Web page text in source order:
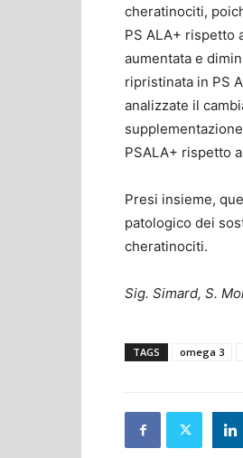
cheratinociti,
PS ALA+ rispetto
aumentata e
ripristinata in PS
analizzate il
PSALA+ rispetto
Presi insieme,
patologico dei
cheratinociti.
Sig. Simard, S.
TAGS omega 3